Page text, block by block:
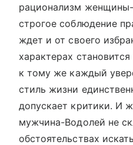
рационализм
строгое соблюдение
ждет и от своего
характерах
к тому же каждый
стиль жизни
допускает критики. И
мужчина-Водолей не
обстоятельствах